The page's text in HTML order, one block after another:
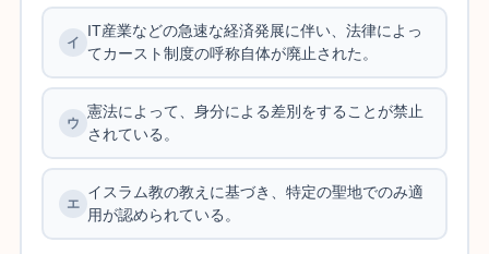
IT産業などの急速な経済発展に伴い、法律によっ
てカースト制度の呼称自体が廃止された。
憲法によって、身分による差別をすることが禁止
されている。
イスラム教の教えに基づき、特定の聖地でのみ適
用が認められている。